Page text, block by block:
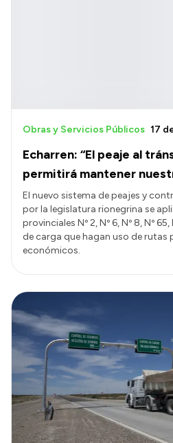
Echarren: “El peaje al
permitirá mantener
Obras y Servicios Públicos 17
El nuevo sistema de peajes y
por la legislatura rionegrina se
provinciales Nº 2, Nº 6, Nº 8, Nº
de carga que hagan uso de rutas
económicos.